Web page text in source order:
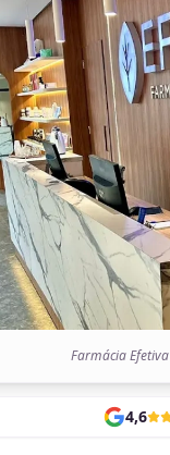
Farmácia
4,6